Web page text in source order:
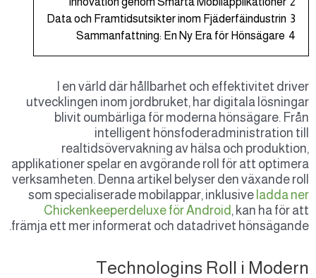
Data och Framtidsutsikter inom
Sammanfattning: En Ny Era för
I en värld där hållbarhet och
utvecklingen inom jordbruket, har digitala
blivit oumbärliga för moderna
intelligent
realtidsövervakning av hälsa och
applikationer spelar en avgörande roll för att
verksamheten. Denna artikel belyser den
som specialiserade mobilappar, inklusive
Chickenkeeperdeluxe för Android, kan
främja ett mer informerat och datadrivet
Technologins Roll i